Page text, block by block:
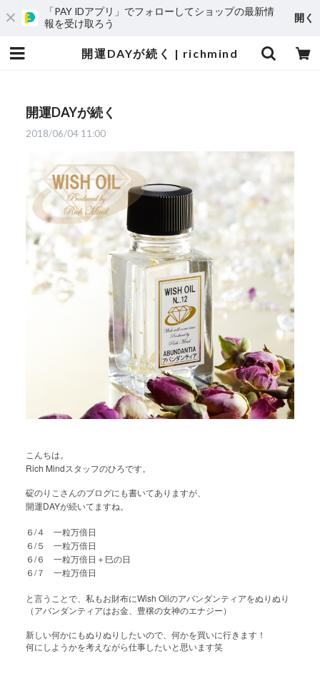
「PAY IDアプリ」でフォローしてショップの最新情
報を受け取ろう
開く
開運DAYが続く | richmind
開運DAYが続く
2018/06/04 11:00
こんちは。
Rich Mindスタッフのひろです。
碇のりこさんのブログにも書いてありますが、
開運DAYが続いてますね。
６/４ 一粒万倍日
６/５ 一粒万倍日
６/６ 一粒万倍日＋巳の日
６/７ 一粒万倍日
と言うことで、私もお財布にWish Oilのアバンダンティアをぬりぬり
（アバンダンティアはお金、豊穣の女神のエナジー）
新しい何かにもぬりぬりしたいので、何かを買いに行きます！
何にしようかを考えながら仕事したいと思います笑